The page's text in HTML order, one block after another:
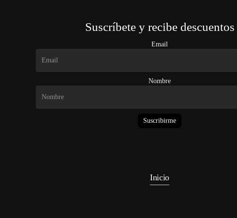
Suscríbete y recibe descuentos
Email
Nombre
Suscribirme
Inicio